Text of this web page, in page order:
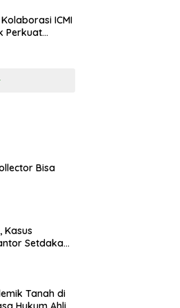
ICMI
Perkuat
Bisa
Kasus
Setdakab
Tanah di